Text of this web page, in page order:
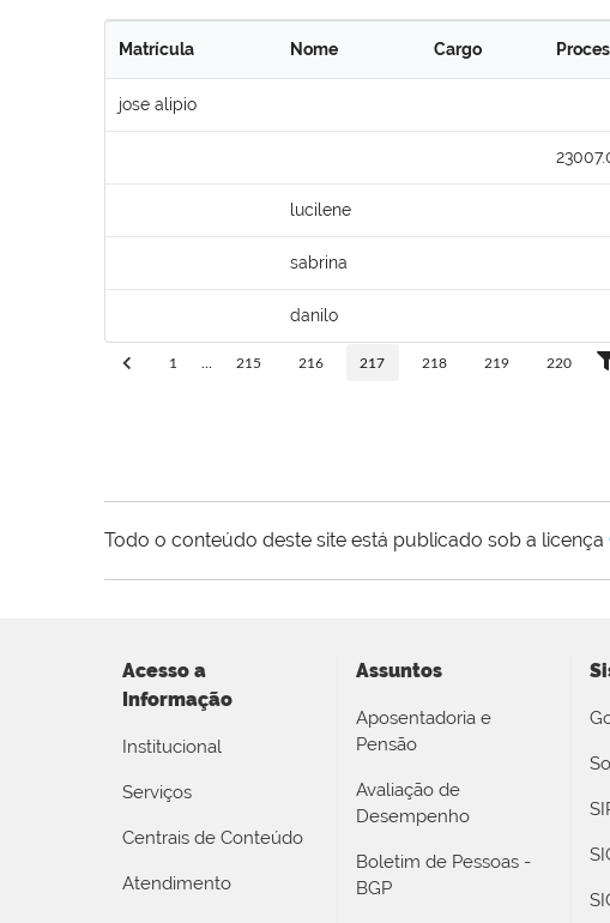
Matrícula Nome Cargo
jose alipio
lucilene
sabrina
danilo
1 215 216 217 218 219 220
Todo o conteúdo deste site está publicado sob a licença
Acesso a
Informação
Institucional
Serviços
Centrais de Conteúdo
Atendimento
Assuntos
Aposentadoria e
Pensão
Avaliação de
Desempenho
Boletim de Pessoas -
BGP